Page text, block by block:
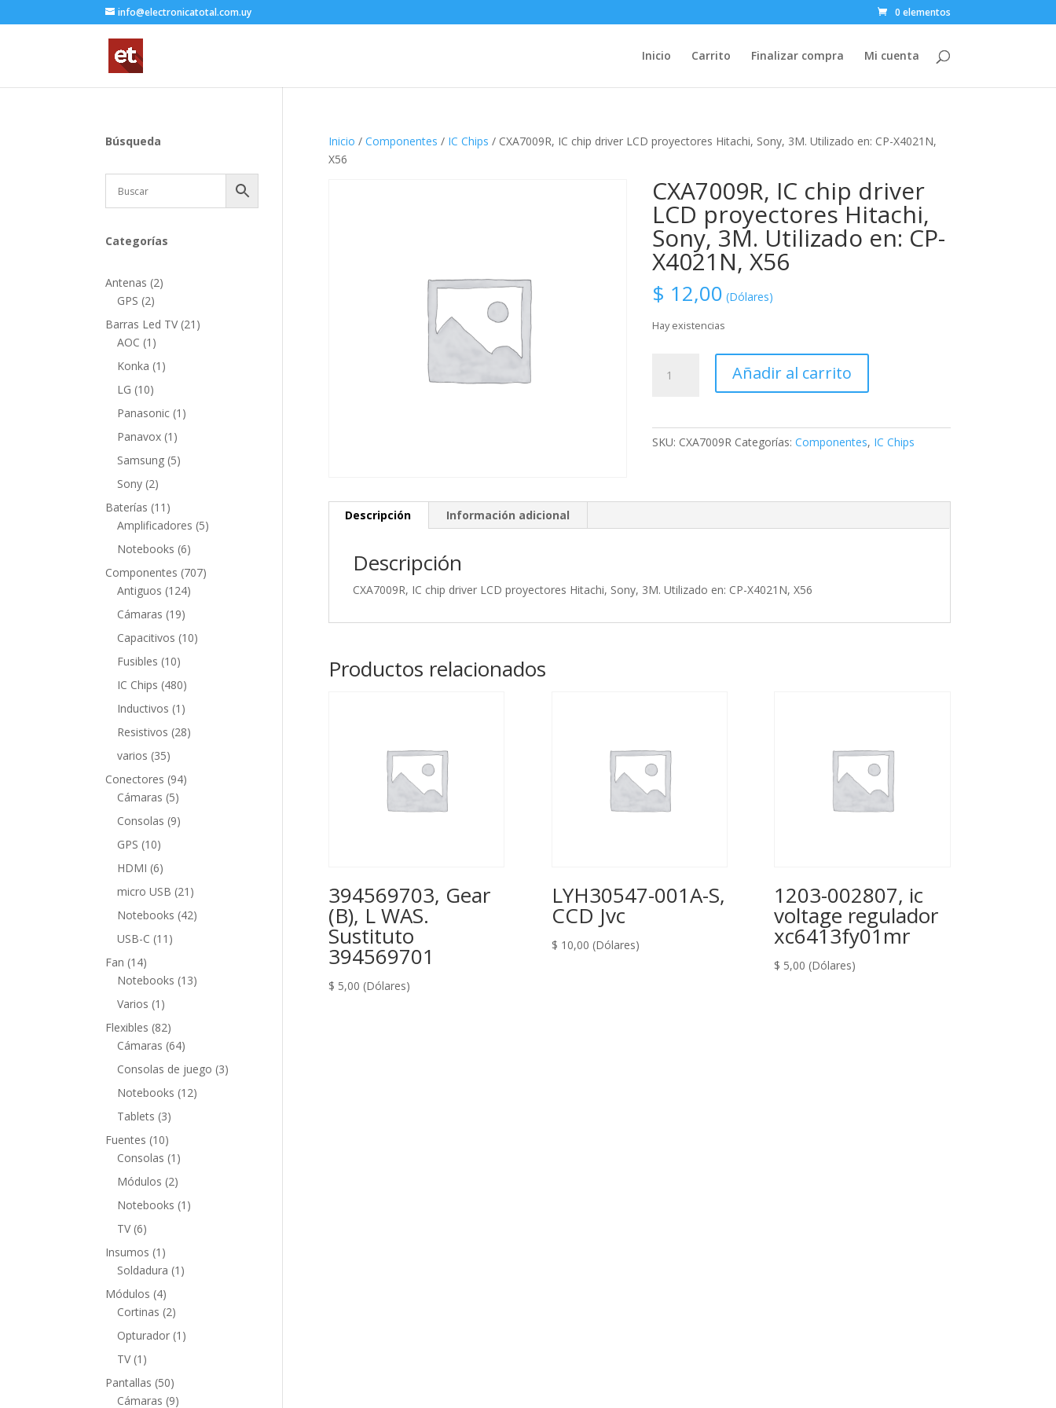
info@electronicatotal.com.uy 0 elementos
Inicio Carrito Finalizar compra Mi cuenta
Inicio / Componentes / IC Chips / CXA7009R, IC chip driver LCD proyectores Hitachi, Sony, 3M. Utilizado en: CP-X4021N,
X56
CXA7009R, IC chip driver
LCD proyectores Hitachi,
Sony, 3M. Utilizado en: CP-
X4021N, X56
$ 12,00 (Dólares)
Hay existencias
3M.
Utilizado
X56
Añadir al carrito
SKU: CXA7009R Categorías: Componentes, IC Chips
Descripción Información adicional
Descripción
CXA7009R, IC chip driver LCD proyectores Hitachi, Sony, 3M. Utilizado en: CP-X4021N, X56
Productos relacionados
394569703, Gear
(B), L WAS.
Sustituto
394569701
$ 5,00 (Dólares)
LYH30547-001A-S,
CCD Jvc
$ 10,00 (Dólares)
1203-002807, ic
voltage regulador
xc6413fy01mr
$ 5,00 (Dólares)
Búsqueda
Categorías
Antenas 22
GPS 22
productos
Barras Led TV 21 21
AOC 1 1
producto
Konka 1 1
LG 1010
productos
Panasonic 1 1
Panavox 1 1
producto
Samsung 55
Sony 22
productos
Baterías 11 11
productos
Amplificadores 55
Notebooks 66
productos
Componentes 707707
Antiguos 124124
Cámaras 1919
productos
Capacitivos 1010
Fusibles 1010
productos
IC Chips 480480
productos
Inductivos 1 1
producto
Resistivos 2828
varios 3535
productos
Conectores 9494
Cámaras 55
productos
Consolas 99
GPS 1010
productos
HDMI 66
productos
micro USB 21 21
productos
Notebooks 4242
USB-C 11 11
Fan 1414
productos
Notebooks 1313
Varios 1 1
producto
Flexibles 8282
productos
Cámaras 6464
productos
Consolas de juego 33
Notebooks 1212
Tablets 33
productos
Fuentes 1010
productos
Consolas 1 1
producto
Módulos 22
productos
Notebooks 1 1
TV 66
productos
Insumos 1 1
producto
Soldadura 1 1
Módulos 44
productos
Cortinas 22
productos
Opturador 1 1
TV 1 1
producto
Pantallas 5050
productos
Cámaras 99